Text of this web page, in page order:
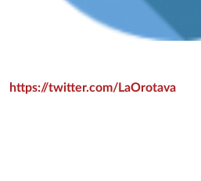
https://twitter.com/LaOrotava